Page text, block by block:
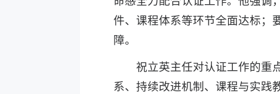
件、课程体系等环节全面达标；
障。
祝立英主任对认证工作的重
系、持续改进机制、课程与实践